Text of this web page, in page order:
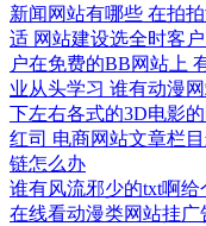
新闻网站有哪些 在拍
适 网站建设选全时客
户在免费的BB网站上
业从头学习 谁有动漫
下左右各式的3D电影
红司 电商网站文章栏
链怎么办
谁有风流邪少的txt啊
在线看动漫类网站挂